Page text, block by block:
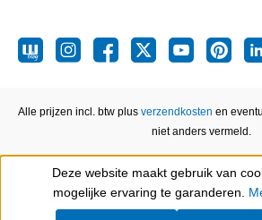
Alle prijzen incl. btw plus verzendkosten en
niet anders vermeld.
Show toolbar
Deze website maakt gebruik van
mogelijke ervaring te garanderen.